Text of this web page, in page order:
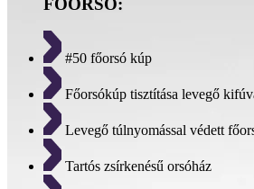
#50 főorsó kúp
Főorsókúp tisztítása levegő
Levegő túlnyomással védett
Tartós zsírkenésű orsóház